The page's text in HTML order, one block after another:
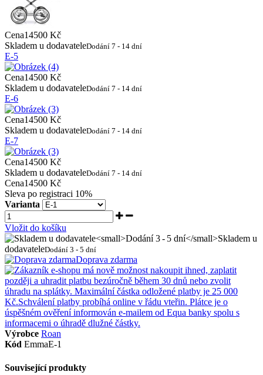
Cena14500 Kč
Skladem u dodavateleDodání 7 - 14 dní
E-5
Cena14500 Kč
Skladem u dodavateleDodání 7 - 14 dní
E-6
Cena14500 Kč
Skladem u dodavateleDodání 7 - 14 dní
E-7
Cena14500 Kč
Skladem u dodavateleDodání 7 - 14 dní
Cena14500 Kč
Sleva po registraci 10%
Varianta
Vložit do košíku
Skladem u
dodavateleDodání 3 - 5 dní
Doprava zdarma
Výrobce Roan
Kód EmmaE-1
Související produkty